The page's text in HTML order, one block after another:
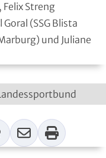
Felix Streng
(SSG Blista
und Juliane
Mail Print